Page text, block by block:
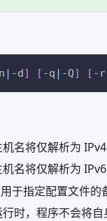
| -d] [ -q | -Q] [ -r
名将仅解析为
名将仅解析为
于指定配置文件
时，程序不会将自